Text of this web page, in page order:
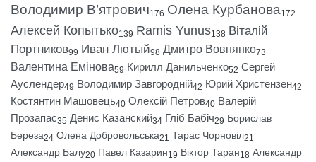
Володимир В’ятрович176 Олена Курбанова172
Алексей Копытько139 Ramis Yunus138 Віталій
Портников99 Иван Лютый98 Дмитро Вовнянко73
Валентина Емінова59 Кирилл Данильченко52 Сергей
Ауслендер49 Володимир Завгородній42 Юрий Христензен42
Костянтин Машовець40 Олексій Петров40 Валерій
Прозапас35 Денис Казанский34 Гліб Бабіч29 Борислав
Береза24 Олена Добровольська21 Тарас Чорновіл21
Александр Балу20 Павел Казарин19 Віктор Таран18 Александр